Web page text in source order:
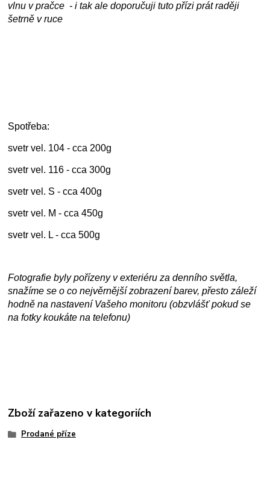
vlnu v pračce - i tak ale doporučuji tuto přízi prát raději
šetrně v ruce
Spotřeba:
svetr vel. 104 - cca 200g
svetr vel. 116 - cca 300g
svetr vel. S - cca 400g
svetr vel. M - cca 450g
svetr vel. L - cca 500g
Fotografie byly pořízeny v exteriéru za denního světla,
snažíme se o co nejvěrnější zobrazení barev, přesto záleží
hodně na nastavení Vašeho monitoru (obzvlášť pokud se
na fotky koukáte na telefonu)
Zboží zařazeno v kategoriích
Prodané příze